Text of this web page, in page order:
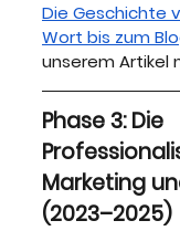
Die Geschichte
Wort bis zum
unserem Artikel
Phase 3: Die
Marketing
(2023–2025)